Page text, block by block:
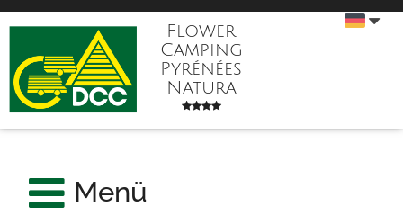
Flower
Camping
Pyrénées
Natura
Menü